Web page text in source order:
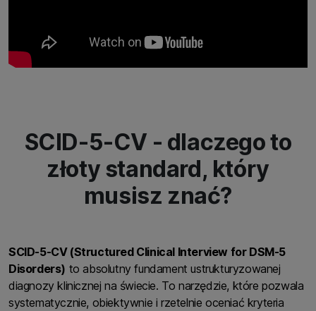
SCID-5-CV - dlaczego to
złoty standard, który
musisz znać?
SCID-5-CV (Structured Clinical Interview for DSM-5
Disorders) to absolutny fundament ustrukturyzowanej
diagnozy klinicznej na świecie. To narzędzie, które pozwala
systematycznie, obiektywnie i rzetelnie oceniać kryteria